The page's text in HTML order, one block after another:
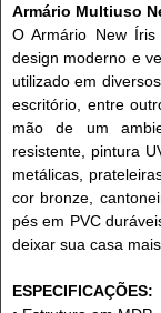
Armário Multiuso
O Armário New
design moderno e
utilizado em
escritório, entre
mão de um
resistente, pintura
metálicas,
cor bronze,
pés em PVC
deixar sua casa
ESPECIFICAÇÕES: